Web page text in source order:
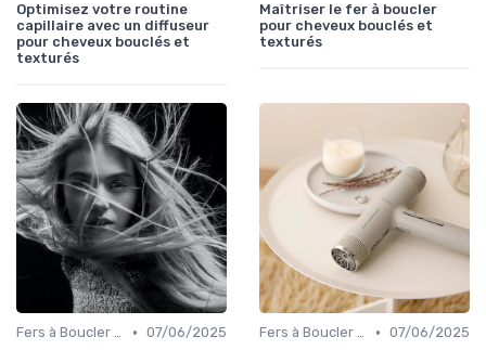
Optimisez votre routine
capillaire avec un diffuseur
pour cheveux bouclés et
texturés
Maîtriser le fer à boucler
pour cheveux bouclés et
texturés
Fers à Boucler et à Friser • 07/06/2025
Fers à Boucler et à Friser • 07/06/2025